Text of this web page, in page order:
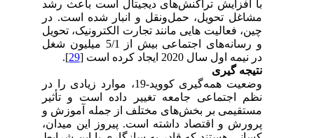
با افزایش تراکنش‌های دیجیتال است باعث رشد
مشاغل تحویل، حمل‌ونقل و انبار شده است. در
چین، فعالیت هایی مانند تجارت الکترونیک، تحویل
و رسانه‌های اجتماعی بیش از 5/1 میلیون شغل
در نیمه اول سال 2020 ایجاد کرده است [
29
].
نتیجه گیری
وضعیت همه‌گیری کووید-19، موارد زیادی را در
نظم اجتماعی جامعه تغییر داده است و تأثیر
مستقیمی بر بخش‌های مختلف از جمله آموزش و
پرورش و اقتصاد داشته است. پیروز این میدان،